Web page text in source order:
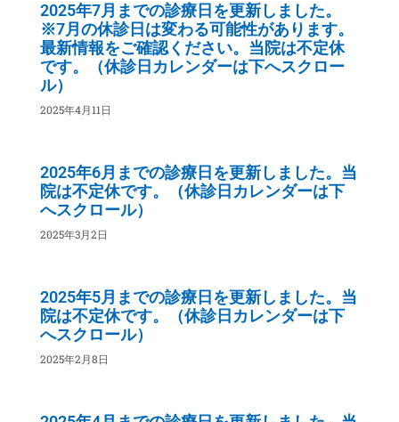
2025年7月までの診療日を更新しました。
※7月の休診日は変わる可能性があります。
最新情報をご確認ください。当院は不定休
です。（休診日カレンダーは下へスクロー
ル）
2025年4月11日
2025年6月までの診療日を更新しました。当
院は不定休です。（休診日カレンダーは下
へスクロール）
2025年3月2日
2025年5月までの診療日を更新しました。当
院は不定休です。（休診日カレンダーは下
へスクロール）
2025年2月8日